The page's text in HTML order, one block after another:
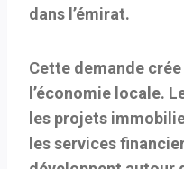
dans l’émirat.
Cette demande
l’économie locale.
les projets
les services